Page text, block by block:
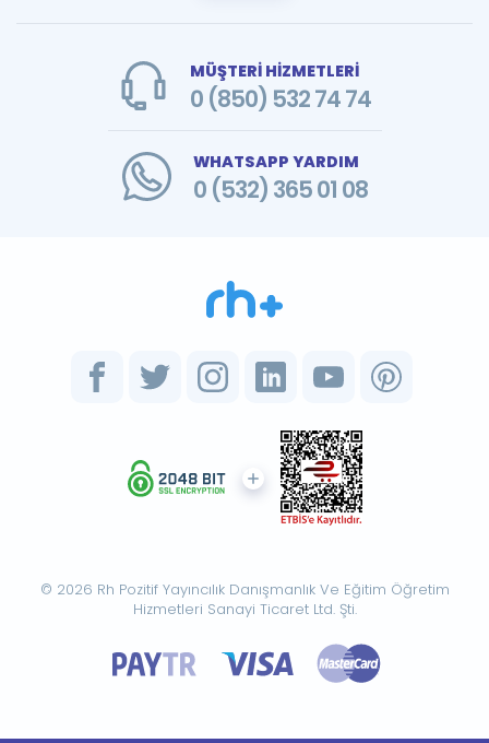
MÜŞTERİ HİZMETLERİ
0 (850) 532 74 74
WHATSAPP YARDIM
0 (532) 365 01 08
© 2026 Rh Pozitif Yayıncılık Danışmanlık Ve Eğitim Öğretim
Hizmetleri Sanayi Ticaret Ltd. Şti.